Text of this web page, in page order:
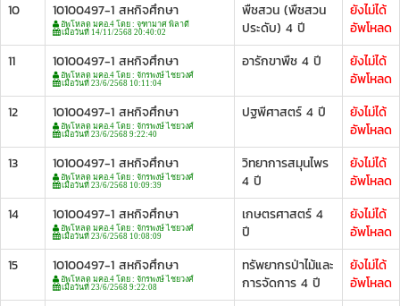
10
10100497-1 สหกิจศึกษา
อัพโหลด มคอ.4 โดย : จุฑามาศ พิลาดี
เมื่อวันที่ 14/11/2568 20:40:02
พืชสวน (พืชสวน
ประดับ) 4 ปี
ยังไม่ได้
อัพโหลด
11
10100497-1 สหกิจศึกษา
อัพโหลด มคอ.4 โดย : จักรพงษ์ ไชยวงศ์
เมื่อวันที่ 23/6/2568 10:11:04
อารักขาพืช 4 ปี
ยังไม่ได้
อัพโหลด
12
10100497-1 สหกิจศึกษา
อัพโหลด มคอ.4 โดย : จักรพงษ์ ไชยวงศ์
เมื่อวันที่ 23/6/2568 9:22:40
ปฐพีศาสตร์ 4 ปี
ยังไม่ได้
อัพโหลด
13
10100497-1 สหกิจศึกษา
อัพโหลด มคอ.4 โดย : จักรพงษ์ ไชยวงศ์
เมื่อวันที่ 23/6/2568 10:09:39
วิทยาการสมุนไพร
4 ปี
ยังไม่ได้
อัพโหลด
14
10100497-1 สหกิจศึกษา
อัพโหลด มคอ.4 โดย : จักรพงษ์ ไชยวงศ์
เมื่อวันที่ 23/6/2568 10:08:09
เกษตรศาสตร์ 4
ปี
ยังไม่ได้
อัพโหลด
15
10100497-1 สหกิจศึกษา
อัพโหลด มคอ.4 โดย : จักรพงษ์ ไชยวงศ์
เมื่อวันที่ 23/6/2568 9:22:08
ทรัพยากรป่าไม้และ
การจัดการ 4 ปี
ยังไม่ได้
อัพโหลด